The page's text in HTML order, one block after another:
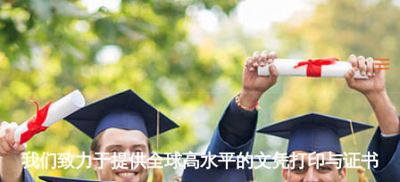
Skip
to
content
我们致力于提供全球高水平的文凭打印与证书